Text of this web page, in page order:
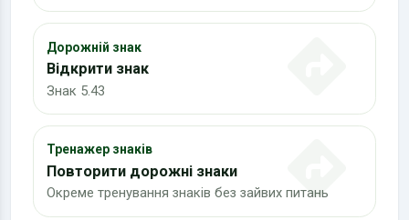
Дорожній знак
Відкрити знак
Знак 5.43
Тренажер знаків
Повторити дорожні знаки
Окреме тренування знаків без зайвих питань